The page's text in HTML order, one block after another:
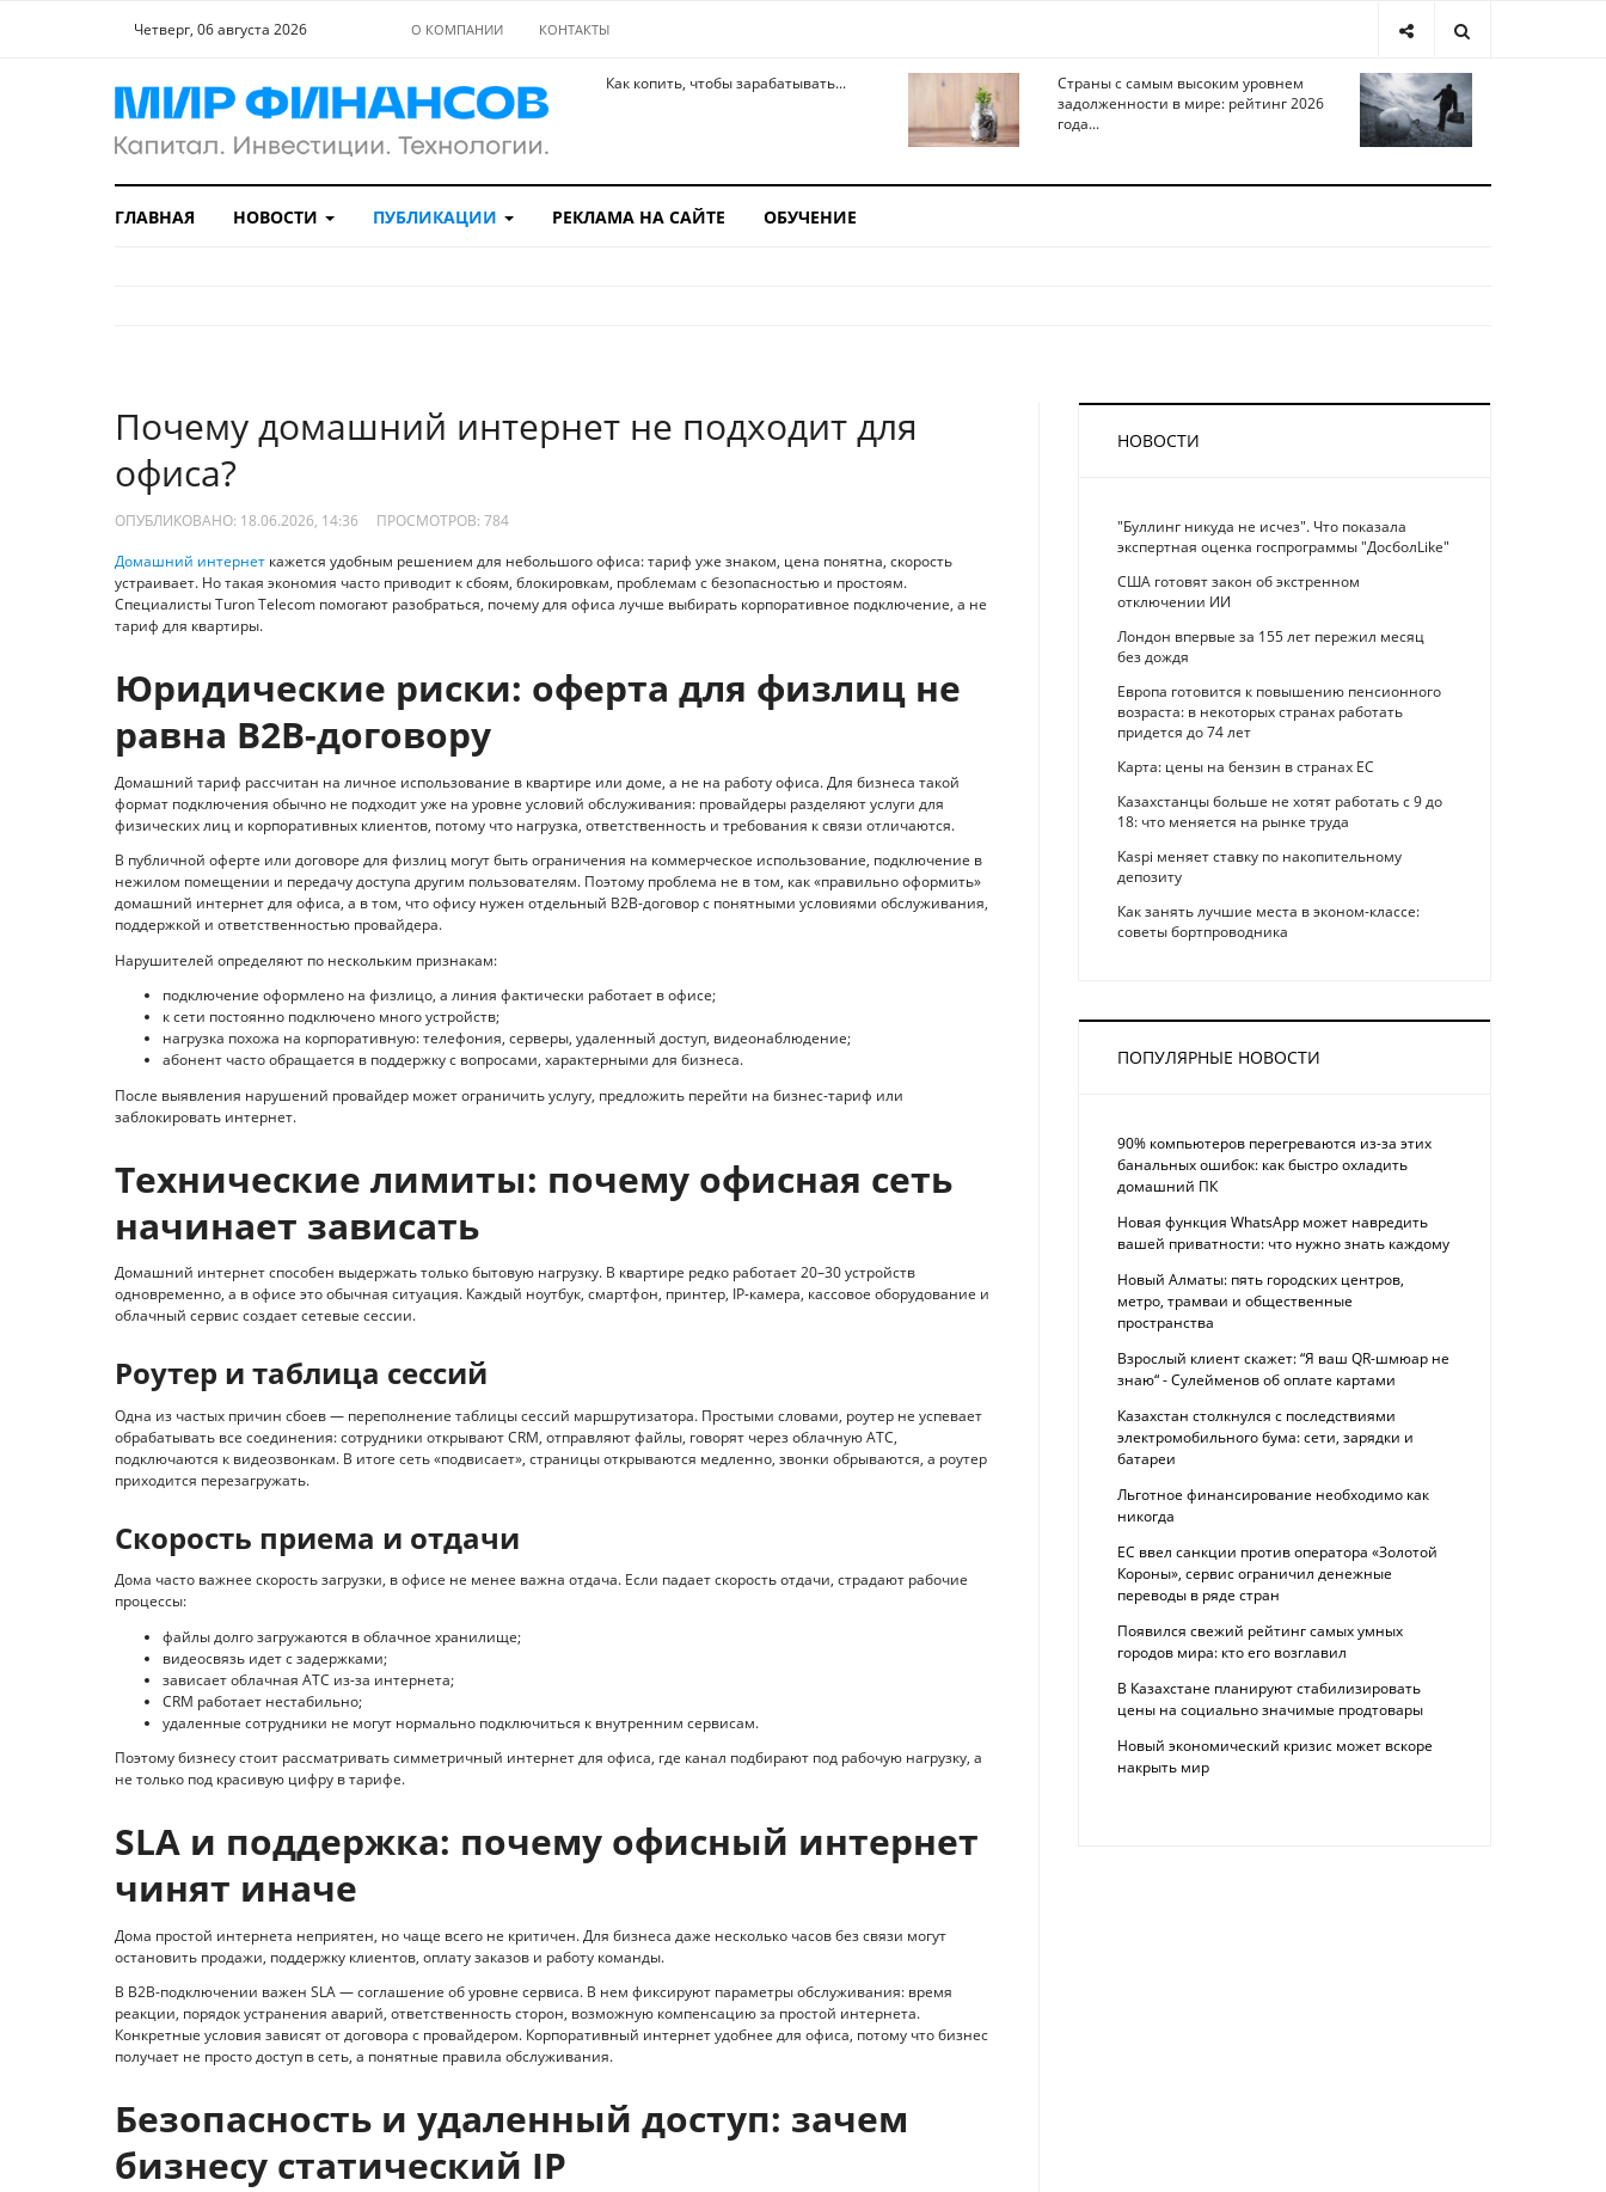
Четверг, 06 августа 2026 О КОМПАНИИ КОНТАКТЫ
Как копить, чтобы зарабатывать...
Страны с самым высоким уровнем
задолженности в мире: рейтинг 2026
года...
ГЛАВНАЯ НОВОСТИ ПУБЛИКАЦИИ РЕКЛАМА НА САЙТЕ ОБУЧЕНИЕ
Почему домашний интернет не подходит для
офиса?
ОПУБЛИКОВАНО: 18.06.2026, 14:36 ПРОСМОТРОВ: 784
Домашний интернет кажется удобным решением для небольшого офиса: тариф уже знаком, цена понятна, скорость
устраивает. Но такая экономия часто приводит к сбоям, блокировкам, проблемам с безопасностью и простоям.
Специалисты Turon Telecom помогают разобраться, почему для офиса лучше выбирать корпоративное подключение, а не
тариф для квартиры.
Юридические риски: оферта для физлиц не
равна B2B-договору
Домашний тариф рассчитан на личное использование в квартире или доме, а не на работу офиса. Для бизнеса такой
формат подключения обычно не подходит уже на уровне условий обслуживания: провайдеры разделяют услуги для
физических лиц и корпоративных клиентов, потому что нагрузка, ответственность и требования к связи отличаются.
В публичной оферте или договоре для физлиц могут быть ограничения на коммерческое использование, подключение в
нежилом помещении и передачу доступа другим пользователям. Поэтому проблема не в том, как «правильно оформить»
домашний интернет для офиса, а в том, что офису нужен отдельный B2B-договор с понятными условиями обслуживания,
поддержкой и ответственностью провайдера.
Нарушителей определяют по нескольким признакам:
подключение оформлено на физлицо, а линия фактически работает в офисе;
к сети постоянно подключено много устройств;
нагрузка похожа на корпоративную: телефония, серверы, удаленный доступ, видеонаблюдение;
абонент часто обращается в поддержку с вопросами, характерными для бизнеса.
После выявления нарушений провайдер может ограничить услугу, предложить перейти на бизнес-тариф или
заблокировать интернет.
Технические лимиты: почему офисная сеть
начинает зависать
Домашний интернет способен выдержать только бытовую нагрузку. В квартире редко работает 20–30 устройств
одновременно, а в офисе это обычная ситуация. Каждый ноутбук, смартфон, принтер, IP-камера, кассовое оборудование и
облачный сервис создает сетевые сессии.
Роутер и таблица сессий
Одна из частых причин сбоев — переполнение таблицы сессий маршрутизатора. Простыми словами, роутер не успевает
обрабатывать все соединения: сотрудники открывают CRM, отправляют файлы, говорят через облачную АТС,
подключаются к видеозвонкам. В итоге сеть «подвисает», страницы открываются медленно, звонки обрываются, а роутер
приходится перезагружать.
Скорость приема и отдачи
Дома часто важнее скорость загрузки, в офисе не менее важна отдача. Если падает скорость отдачи, страдают рабочие
процессы:
файлы долго загружаются в облачное хранилище;
видеосвязь идет с задержками;
зависает облачная АТС из-за интернета;
CRM работает нестабильно;
удаленные сотрудники не могут нормально подключиться к внутренним сервисам.
Поэтому бизнесу стоит рассматривать симметричный интернет для офиса, где канал подбирают под рабочую нагрузку, а
не только под красивую цифру в тарифе.
SLA и поддержка: почему офисный интернет
чинят иначе
Дома простой интернета неприятен, но чаще всего не критичен. Для бизнеса даже несколько часов без связи могут
остановить продажи, поддержку клиентов, оплату заказов и работу команды.
В B2B-подключении важен SLA — соглашение об уровне сервиса. В нем фиксируют параметры обслуживания: время
реакции, порядок устранения аварий, ответственность сторон, возможную компенсацию за простой интернета.
Конкретные условия зависят от договора с провайдером. Корпоративный интернет удобнее для офиса, потому что бизнес
получает не просто доступ в сеть, а понятные правила обслуживания.
Безопасность и удаленный доступ: зачем
бизнесу статический IP
НОВОСТИ
"Буллинг никуда не исчез". Что показала
экспертная оценка госпрограммы "ДосболLike"
США готовят закон об экстренном
отключении ИИ
Лондон впервые за 155 лет пережил месяц
без дождя
Европа готовится к повышению пенсионного
возраста: в некоторых странах работать
придется до 74 лет
Карта: цены на бензин в странах ЕС
Казахстанцы больше не хотят работать с 9 до
18: что меняется на рынке труда
Kaspi меняет ставку по накопительному
депозиту
Как занять лучшие места в эконом-классе:
советы бортпроводника
ПОПУЛЯРНЫЕ НОВОСТИ
90% компьютеров перегреваются из-за этих
банальных ошибок: как быстро охладить
домашний ПК
Новая функция WhatsApp может навредить
вашей приватности: что нужно знать каждому
Новый Алматы: пять городских центров,
метро, трамваи и общественные
пространства
Взрослый клиент скажет: “Я ваш QR-шмюар не
знаю“ - Сулейменов об оплате картами
Казахстан столкнулся с последствиями
электромобильного бума: сети, зарядки и
батареи
Льготное финансирование необходимо как
никогда
ЕС ввел санкции против оператора «Золотой
Короны», сервис ограничил денежные
переводы в ряде стран
Появился свежий рейтинг самых умных
городов мира: кто его возглавил
В Казахстане планируют стабилизировать
цены на социально значимые продтовары
Новый экономический кризис может вскоре
накрыть мир